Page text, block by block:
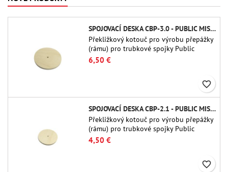
SPOJOVACÍ DESKA CBP-3.0 - PUBLIC MISSILES LTD.
Překližkový kotouč pro výrobu přepážky
(rámu) pro trubkové spojky Public
Missiles Ltd. o průměru 75 mm (PT-
3.0/QT-3.0)
6,50 €
favorite_border
SPOJOVACÍ DESKA CBP-2.1 - PUBLIC MISSILES LTD.
Překližkový kotouč pro výrobu přepážky
(rámu) pro trubkové spojky Public
Missiles Ltd. o průměru 54 mm (PT-2.1
nebo QT-2.1)
4,50 €
favorite_border